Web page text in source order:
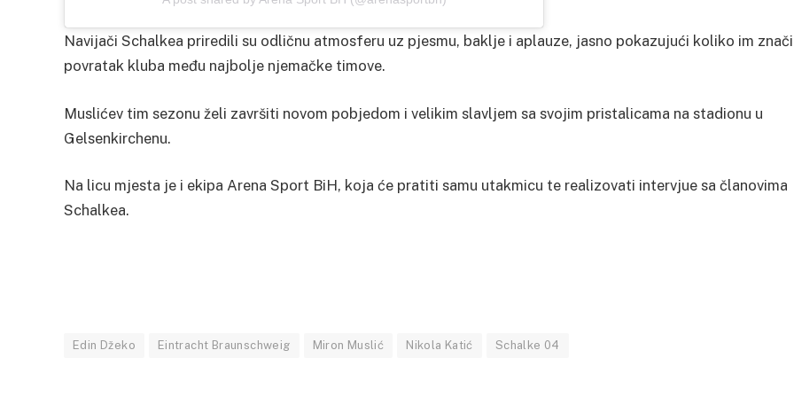
Navijači Schalkea priredili su odličnu atmosferu uz pjesmu, baklje i aplauze, jasno pokazujući koliko im znači
povratak kluba među najbolje njemačke timove.
Muslićev tim sezonu želi završiti novom pobjedom i velikim slavljem sa svojim pristalicama na stadionu u
Gelsenkirchenu.
Na licu mjesta je i ekipa Arena Sport BiH, koja će pratiti samu utakmicu te realizovati intervjue sa članovima
Schalkea.
Edin Džeko Eintracht Braunschweig Miron Muslić Nikola Katić Schalke 04